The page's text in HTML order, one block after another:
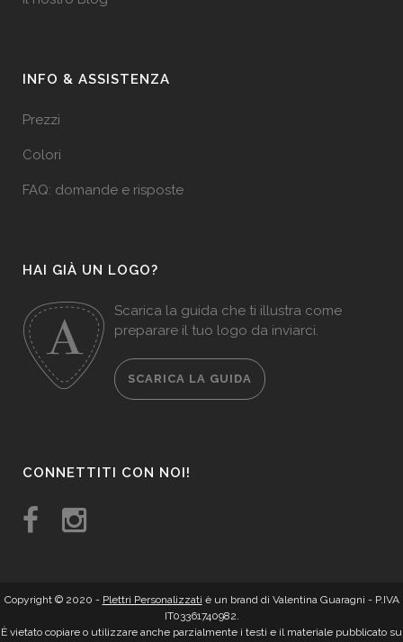
INFO & ASSISTENZA
Prezzi
Colori
FAQ: domande e risposte
HAI GIÀ UN LOGO?
Scarica la guida che ti illustra come
preparare il tuo logo da inviarci.
SCARICA LA GUIDA
CONNETTITI CON NOI!
Copyright © 2020 - Plettri Personalizzati è un brand di Valentina Guaragni - P.IVA
IT03361740982.
È vietato copiare o utilizzare anche parzialmente i testi e il materiale pubblicato su